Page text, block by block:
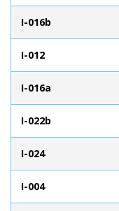
I-016b
I-012
I-016a
I-022b
I-024
I-004